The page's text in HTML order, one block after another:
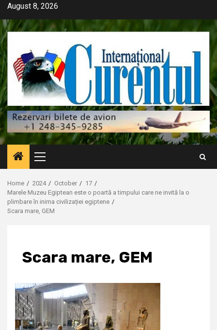
Skip
content
August 8, 2026
Primary
Menu
Home 2024 October
17
Marele Muzeu Egiptean este o poartă a timpului care ne invită la o
plimbare în inima civilizației egiptene
Scara mare, GEM
Scara mare, GEM